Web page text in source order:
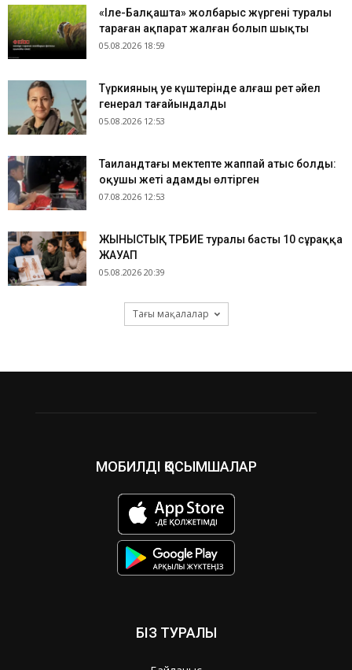
«Іле-Балқашта» жолбарыс жүргені туралы
тараған ақпарат жалған болып шықты
05.08.2026 18:59
Түркияның Әуе күштерінде алғаш рет әйел
генерал тағайындалды
05.08.2026 12:53
Таиландтағы мектепте жаппай атыс болды:
оқушы жеті адамды өлтірген
07.08.2026 12:53
ЖЫНЫСТЫҚ ТӘРБИЕ туралы басты 10 сұраққа
ЖАУАП
05.08.2026 20:39
Тағы мақалалар
МОБИЛДІ ҚОСЫМШАЛАР
БІЗ ТУРАЛЫ